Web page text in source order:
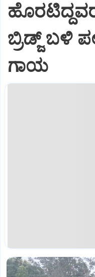
ಬ್ರಿಡ್ಜ್ ಬಳಿ
ಗಾಯ